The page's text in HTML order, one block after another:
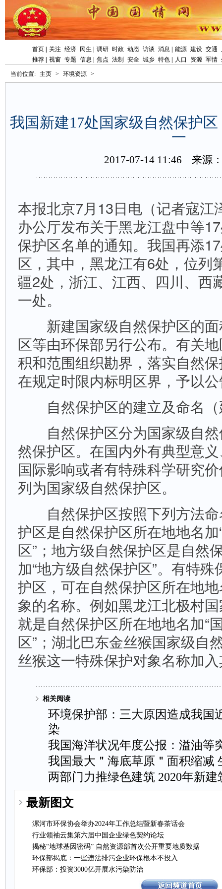
首页 关注 经济 民生 调研 时政 动态 访谈 消息 能源 建设 交通
推荐
视窗 专题 信息 焦点 法制 安全 城乡 特色 人口 资源 军情
当前位置: 主页 > 环境资源 >
我国新建17处国家级自然保护
一
2017-07-1411:46 来源
本报北京7月13日电（记者寇江
办公厅发布关于黑龙江盘中等
保护区名单的通知。我国再添
区，其中，黑龙江有6处，位列
疆2处，浙江、江西、四川、西
一处。
新建国家级自然保护区的面
区等由环保部另行公布。有关
积和范围组织勘界，落实自然
在规定时限内标明区界，予以
自然保护区的建立及命名（
自然保护区分为国家级自然
然保护区。在国内外有典型意
国际影响或者有特殊科学研究
列为国家级自然保护区。
自然保护区按照下列方法命
护区是自然保护区所在地地名
区”；地方级自然保护区是自然
加“地方级自然保护区”。有特
护区，可在自然保护区所在地
象的名称。例如黑龙江北极村
就是自然保护区所在地地名加“
区”；湖北巴东金丝猴国家级自
丝猴这一特殊保护对象名称加
相关阅读
环境保护部：三大原因造成我国
染
我国海洋状况年度公报：溢油等
我国最大＂海底草原＂面积缩减
两部门力推绿色建筑2020年新建
最新图文
漯河市环保协会举办2024年工作总结暨新春茶话会
行业领袖云集第六届中国企业绿色契约论坛
揭秘“地球基因密码”自然资源部首次公开重要地质数据
环保部揭底：一些违法排污企业环保根本不投入
环保部：投资3000亿开展水污染防治